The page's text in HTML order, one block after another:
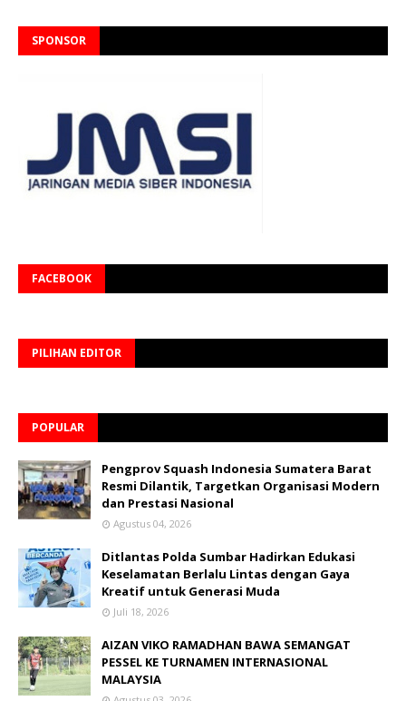
SPONSOR
FACEBOOK
PILIHAN EDITOR
POPULAR
Pengprov Squash Indonesia Sumatera Barat
Resmi Dilantik, Targetkan Organisasi Modern
dan Prestasi Nasional
Agustus 04, 2026
Ditlantas Polda Sumbar Hadirkan Edukasi
Keselamatan Berlalu Lintas dengan Gaya
Kreatif untuk Generasi Muda
Juli 18, 2026
AIZAN VIKO RAMADHAN BAWA SEMANGAT
PESSEL KE TURNAMEN INTERNASIONAL
MALAYSIA